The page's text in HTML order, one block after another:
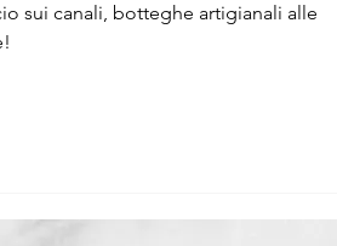
sui canali, botteghe artigianali alle